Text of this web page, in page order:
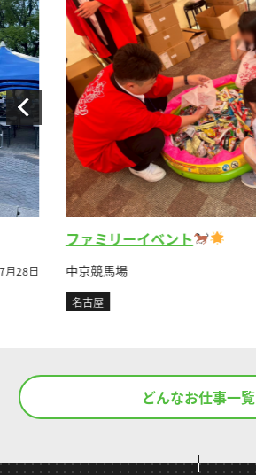
28日
ファミリーイベント
中京競馬場
名古屋
どんなお仕事一覧